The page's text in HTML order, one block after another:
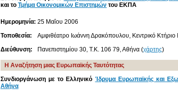
και το Τμήμα Οικονομικών Επιστημών του ΕΚΠΑ
Ημερομηνία: 25 Μαΐου 2006
Τοποθεσία:
Αμφιθέατρο Ιωάννη Δρακόπουλου, Κεντρικό
Διεύθυνση:
Πανεπιστημίου 30, Τ.Κ. 106 79, Αθήνα (χάρτης)
Η Αναζήτηση μιας Ευρωπαϊκής Ταυτότητας
Συνδιοργάνωση με το Ελληνικό Ίδρυμα Ευρωπαϊκής και
Αθήνα